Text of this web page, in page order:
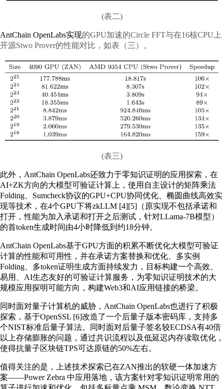
(表二)
AntChain OpenLabs实现的GPU加速的Circle FFT与在16核CPU上
开源Stwo Prover的性能对比，如表（三）。
(表三)
此外，AntChain OpenLabs还致力于零知识证明的应用探索，在
AI+ZK方向的大模型可验证计算上，使用自主设计的矩阵乘法
Folding、Sumcheck协议的GPU+CPU协同优化、椭圆曲线高效实
现等技术，在4个GPU下将zkLLM [4][5]（原实现不包括承诺和
打开，性能为加入承诺和打开之后测试，针对LLama-7B模型）
的首token生成时间由4小时降低到约18分钟。
AntChain OpenLabs基于GPU方面的积累不断优化大模型可验证
计算的性能和可用性，并在承诺方案替换和优化、多实例
Folding、多token证明生成方面持续发力，目标构建一个高效、
易用、AI生态友好的可验证计算服务，为零知识证明技术的大
规模应用探明可能方向，构建Web3和AI应用链接的桥梁。
同时面对量子计算机的威胁，AntChain OpenLabs也进行了积极
探索，基于OpenSSL [6]改造了一个后量子版本密码库，支持多
个NIST标准后量子算法。同时面对后量子签名较ECDSA有40倍
以上存储膨胀的问题，通过共识流程以及低延迟内存读取优化，
使得抗量子区块链TPS可达原链的50%左右。
值得关注的是，上述技术探索已在ZAN推出的软硬一体加速方
案——Power Zebra 中应用落地，该方案针对零知识证明常用的